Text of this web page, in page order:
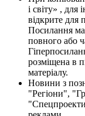
і світу» , для
відкрите для
Посилання
повного або
розміщена в
матеріалу.
Новини з
"Регіони",